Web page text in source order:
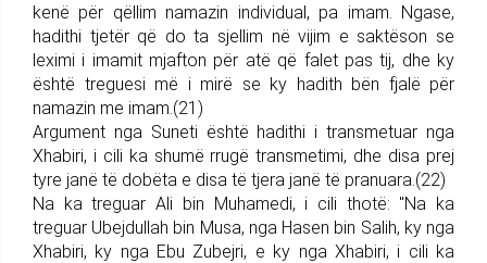
kenë për qëllim namazin individual, pa imam. Ngase,
hadithi tjetër që do ta sjellim në vijim e saktëson se
leximi i imamit mjafton për atë që falet pas tij, dhe ky
është treguesi më i mirë se ky hadith bën fjalë për
namazin me imam.(21)
Argument nga Suneti është hadithi i transmetuar nga
Xhabiri, i cili ka shumë rrugë transmetimi, dhe disa prej
tyre janë të dobëta e disa të tjera janë të pranuara.(22)
Na ka treguar Ali bin Muhamedi, i cili thotë: "Na ka
treguar Ubejdullah bin Musa, nga Hasen bin Salih, ky nga
Xhabiri, ky nga Ebu Zubejri, e ky nga Xhabiri, i cili ka